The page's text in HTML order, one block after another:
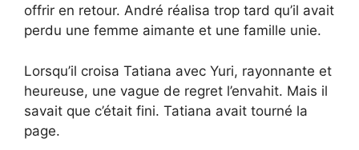
offrir en retour. André réalisa trop tard qu’il avait
perdu une femme aimante et une famille unie.
Lorsqu’il croisa Tatiana avec Yuri, rayonnante et
heureuse, une vague de regret l’envahit. Mais il
savait que c’était fini. Tatiana avait tourné la
page.